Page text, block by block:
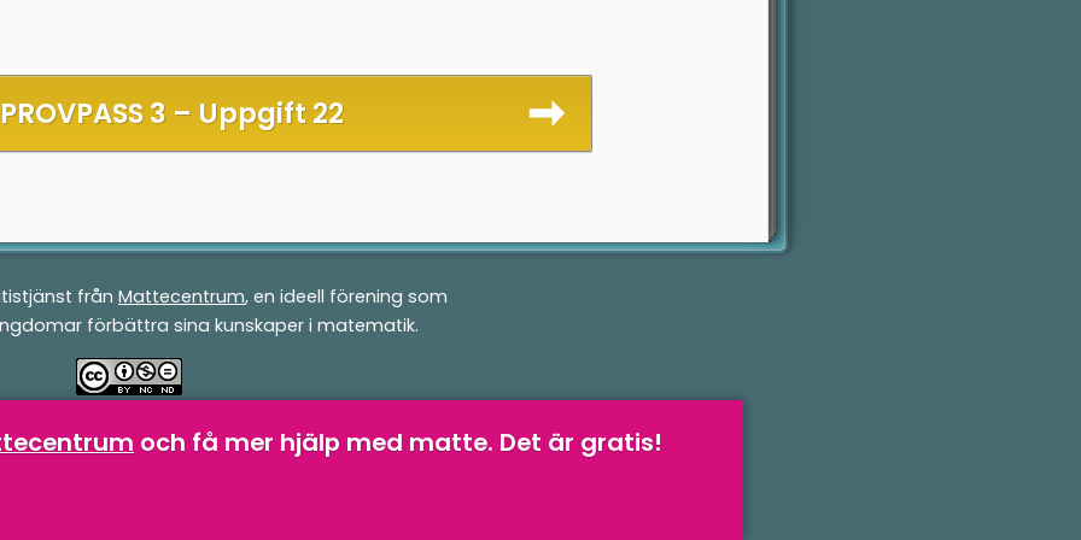
3 – Uppgift 22
och få mer hjälp med matte. Det är gratis!
från Mattecentrum, en ideell förening som
förbättra sina kunskaper i matematik.
NoDerivatives 4.0 Internationell-